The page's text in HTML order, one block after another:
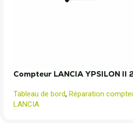
Compteur LANCIA YPSILON II
Tableau de bord, Réparation
LANCIA